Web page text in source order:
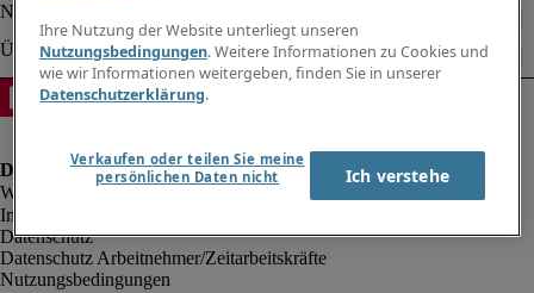
Impressum
Datenschutz
Datenschutz Arbeitnehmer/Zeitarbeitskräfte
Nutzungsbedingungen
Ihre Nutzung der Website unterliegt unseren
Nutzungsbedingungen. Weitere Informationen zu Cookies und
wie wir Informationen weitergeben, finden Sie in unserer
Datenschutzerklärung.
Verkaufen oder teilen Sie meine
persönlichen Daten nicht
Ich verstehe